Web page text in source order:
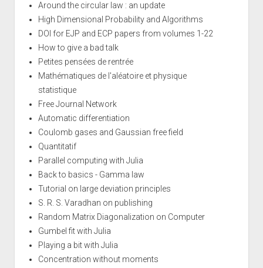
Around the circular law : an update
High Dimensional Probability and Algorithms
DOI for EJP and ECP papers from volumes 1-22
How to give a bad talk
Petites pensées de rentrée
Mathématiques de l'aléatoire et physique
statistique
Free Journal Network
Automatic differentiation
Coulomb gases and Gaussian free field
Quantitatif
Parallel computing with Julia
Back to basics - Gamma law
Tutorial on large deviation principles
S. R. S. Varadhan on publishing
Random Matrix Diagonalization on Computer
Gumbel fit with Julia
Playing a bit with Julia
Concentration without moments